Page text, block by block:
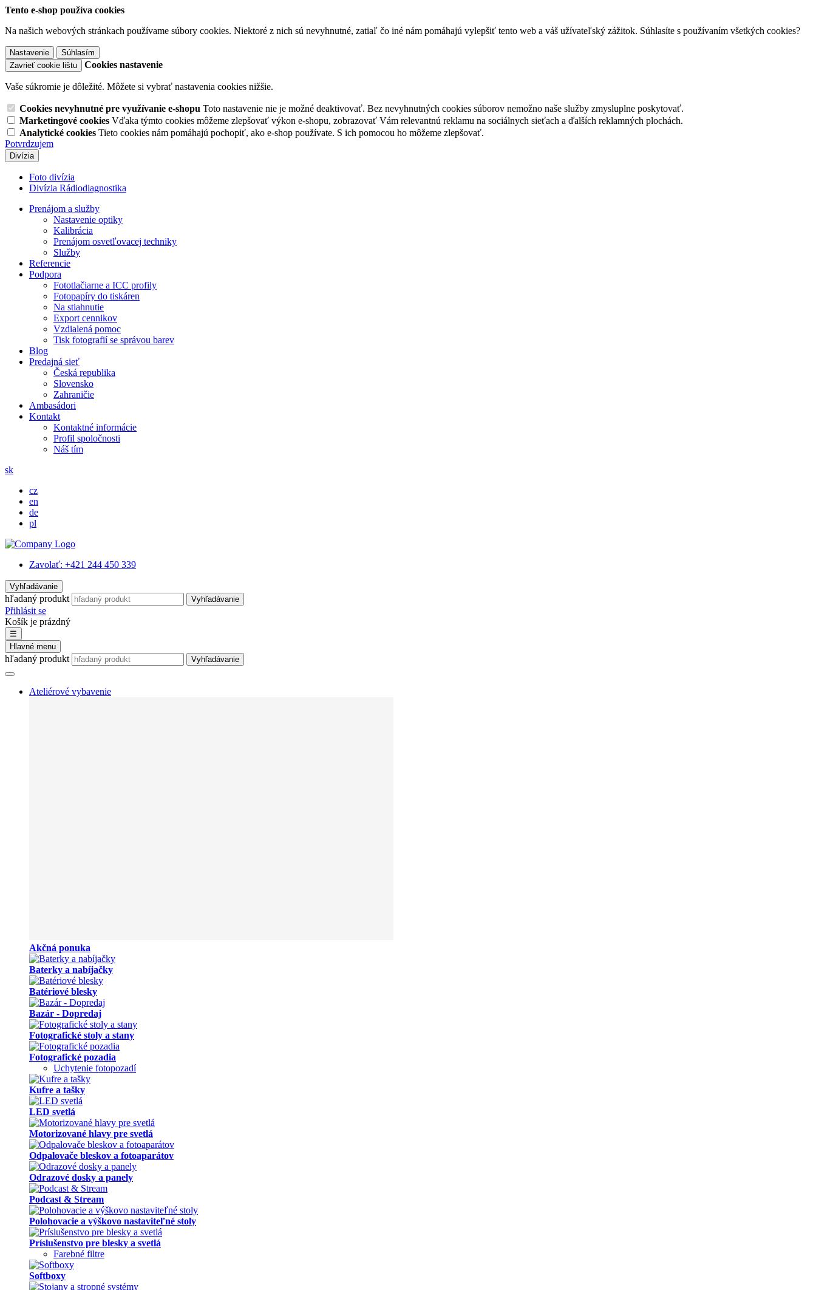
Tento e-shop používa cookies
Na našich webových stránkach používame súbory cookies. Niektoré z nich sú nevyhnutné, zatiaľ čo iné nám pomáhajú vylepšiť tento web a váš užívateľský zážitok. Súhlasíte s používaním všetkých cookies?
Nastavenie
Súhlasím
Zavrieť cookie lištu
Cookies nastavenie
Vaše súkromie je dôležité. Môžete si vybrať nastavenia cookies nižšie.
Cookies nevyhnutné pre využívanie e-shopu Toto nastavenie nie je možné deaktivovať. Bez nevyhnutných cookies súborov nemožno naše služby zmysluplne poskytovať.
Marketingové cookies Vďaka týmto cookies môžeme zlepšovať výkon e-shopu, zobrazovať Vám relevantnú reklamu na sociálnych sieťach a ďalších reklamných plochách.
Analytické cookies Tieto cookies nám pomáhajú pochopiť, ako e-shop používate. S ich pomocou ho môžeme zlepšovať.
Potvrdzujem
Divízia
Foto divízia
Divízia Rádiodiagnostika
Prenájom a služby
Nastavenie optiky
Kalibrácia
Prenájom osvetľovacej techniky
Služby
Referencie
Podpora
Fototlačiarne a ICC profily
Fotopapíry do tiskáren
Na stiahnutie
Export cennikov
Vzdialená pomoc
Tisk fotografií se správou barev
Blog
Predajná sieť
Česká republika
Slovensko
Zahraničie
Ambasádori
Kontakt
Kontaktné informácie
Profil spoločnosti
Náš tím
sk
cz
en
de
pl
Zavolať: +421 244 450 339
Vyhľadávanie
hľadaný produkt Vyhľadávanie
Přihlásit se
Košík je prázdný
☰
Hlavné menu
hľadaný produkt Vyhľadávanie
Ateliérové vybavenie
Uchytenie fotopozadí
Kufre a tašky
LED svetlá
Motorizované hlavy pre svetlá
Odpalovače bleskov a fotoaparátov
Odrazové dosky a panely
Podcast & Stream
Polohovacie a výškovo nastaviteľné stoly
Príslušenstvo pre blesky a svetlá
Farebné filtre
Softboxy
Stojany a stropné systémy